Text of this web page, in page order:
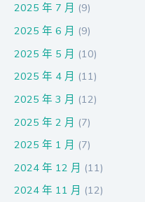
2025 年 7 月 (9)
2025 年 6 月 (9)
2025 年 5 月 (10)
2025 年 4 月 (11)
2025 年 3 月 (12)
2025 年 2 月 (7)
2025 年 1 月 (7)
2024 年 12 月 (11)
2024 年 11 月 (12)